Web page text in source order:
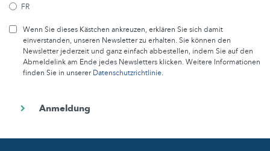
FR
Wenn Sie dieses Kästchen ankreuzen, erklären Sie sich damit
einverstanden, unseren Newsletter zu erhalten. Sie können den
Newsletter jederzeit und ganz einfach abbestellen, indem Sie auf den
Abmeldelink am Ende jedes Newsletters klicken. Weitere Informationen
finden Sie in unsererDatenschutzrichtlinie.